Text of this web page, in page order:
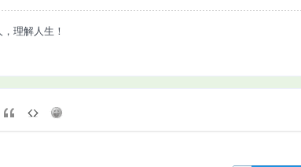
理解人生！